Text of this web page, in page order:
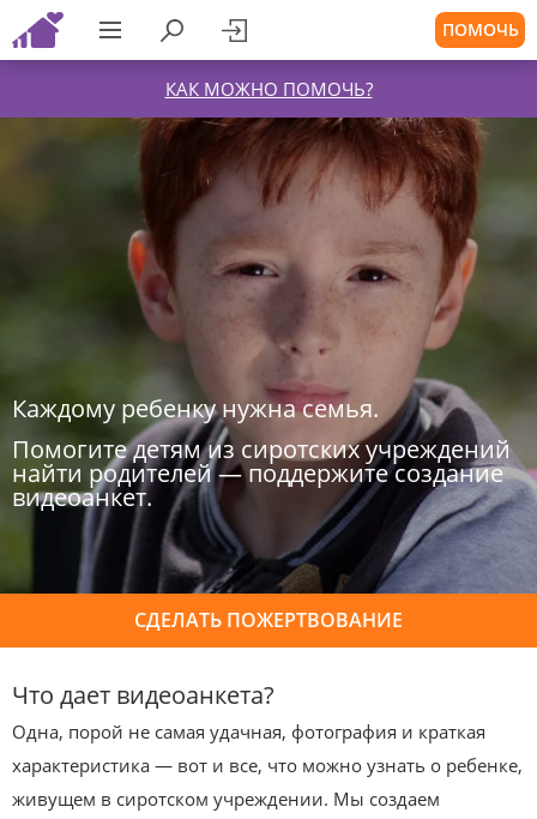
ПОМОЧЬ
КАК МОЖНО ПОМОЧЬ?
Каждому ребенку нужна семья.
Помогите детям из сиротских учреждений
найти родителей — поддержите создание
видеоанкет.
СДЕЛАТЬ ПОЖЕРТВОВАНИЕ
Что дает видеоанкета?
Одна, порой не самая удачная, фотография и краткая
характеристика — вот и все, что можно узнать о ребенке,
живущем в сиротском учреждении. Мы создаем